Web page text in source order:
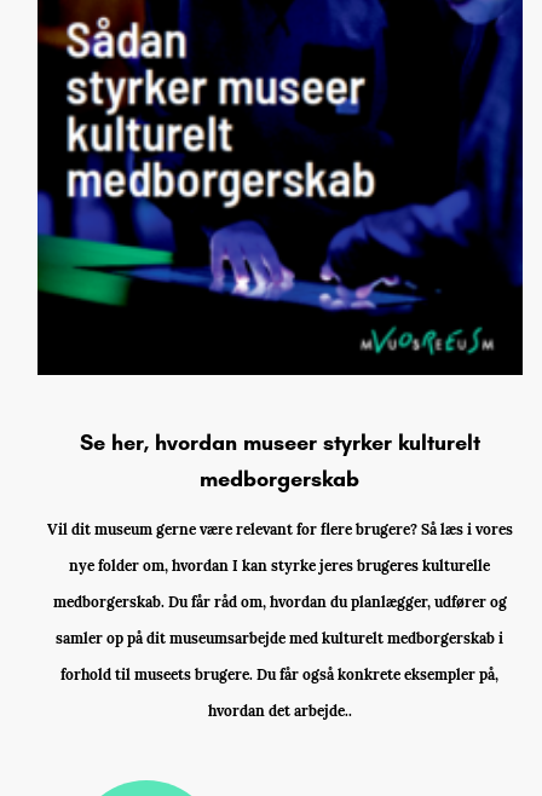
Se her, hvordan museer styrker kulturelt
medborgerskab
Vil dit museum gerne være relevant for flere brugere? Så læs i vores
nye folder om, hvordan I kan styrke jeres brugeres kulturelle
medborgerskab. Du får råd om, hvordan du planlægger, udfører og
samler op på dit museumsarbejde med kulturelt medborgerskab i
forhold til museets brugere. Du får også konkrete eksempler på,
hvordan det arbejde..